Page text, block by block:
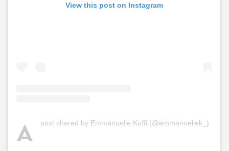
View this post on Instagram
A post shared by Emmanuelle Koffi (@emmanuellek_)